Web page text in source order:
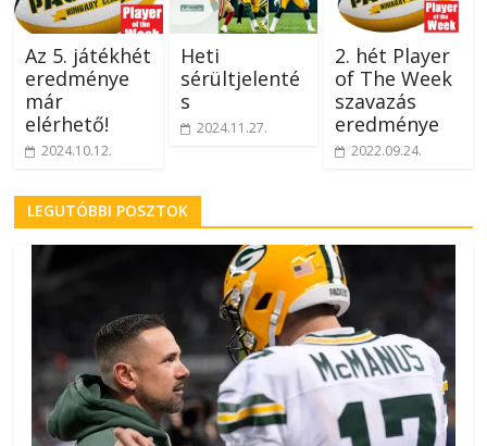
Az 5. játékhét
eredménye
már
elérhető!
2024.10.12.
Heti
sérültjelenté
s
2024.11.27.
2. hét Player
of The Week
szavazás
eredménye
2022.09.24.
LEGUTÓBBI POSZTOK